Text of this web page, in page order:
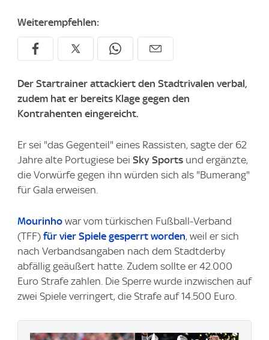
Weiterempfehlen:
Der Startrainer attackiert den Stadtrivalen verbal,
zudem hat er bereits Klage gegen den
Kontrahenten eingereicht.
Er sei "das Gegenteil" eines Rassisten, sagte der 62
Jahre alte Portugiese bei Sky Sports und ergänzte,
die Vorwürfe gegen ihn würden sich als "Bumerang"
für Gala erweisen.
Mourinho war vom türkischen Fußball-Verband
(TFF) für vier Spiele gesperrt worden, weil er sich
nach Verbandsangaben nach dem Stadtderby
abfällig geäußert hatte. Zudem sollte er 42.000
Euro Strafe zahlen. Die Sperre wurde inzwischen auf
zwei Spiele verringert, die Strafe auf 14.500 Euro.